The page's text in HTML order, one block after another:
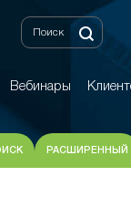
Вебинары
Вебинары
РАСШИРЕННЫЙ